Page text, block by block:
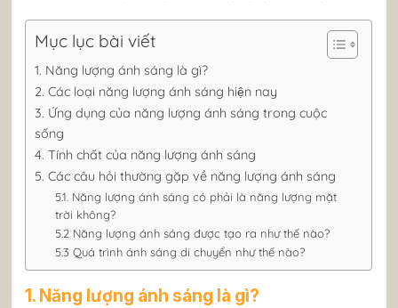
Mục lục bài viết
1. Năng lượng ánh sáng là gì?
2. Các loại năng lượng ánh sáng hiện nay
3. Ứng dụng của năng lượng ánh sáng trong cuộc
sống
4. Tính chất của năng lượng ánh sáng
5. Các câu hỏi thường gặp về năng lượng ánh sáng
5.1. Năng lượng ánh sáng có phải là năng lượng mặt
trời không?
5.2 Năng lượng ánh sáng được tạo ra như thế nào?
5.3 Quá trình ánh sáng di chuyển như thế nào?
1. Năng lượng ánh sáng là gì?